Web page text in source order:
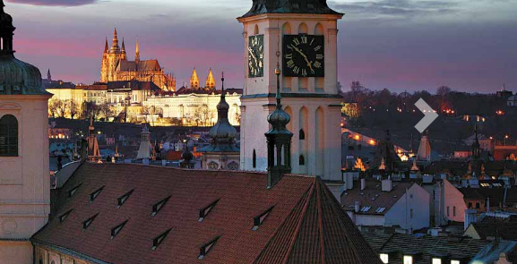
Next